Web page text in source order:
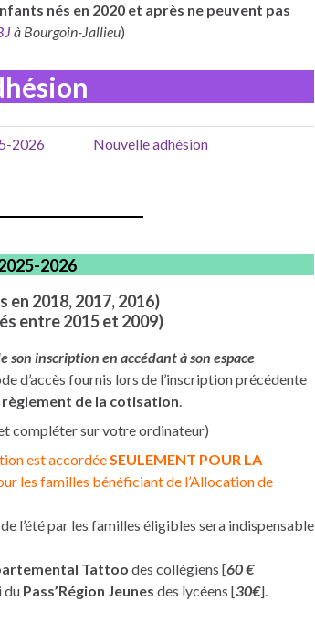
nés en 2020 et après ne peuvent pas
à Bourgoin-Jallieu)
2026 Nouvelle adhésion
2026
en 2018, 2017, 2016)
entre 2015 et 2009)
inscription en accédant à son espace
d’accès fournis lors de l’inscription précédente
de la cotisation.
compléter sur votre ordinateur)
est accordéeSEULEMENT POUR LA
les familles bénéficiant de l’Allocation de
l’été par les familles éligibles sera indispensable
Tattoo des collégiens [60 €
du Pass’Région Jeunes des lycéens [30€].